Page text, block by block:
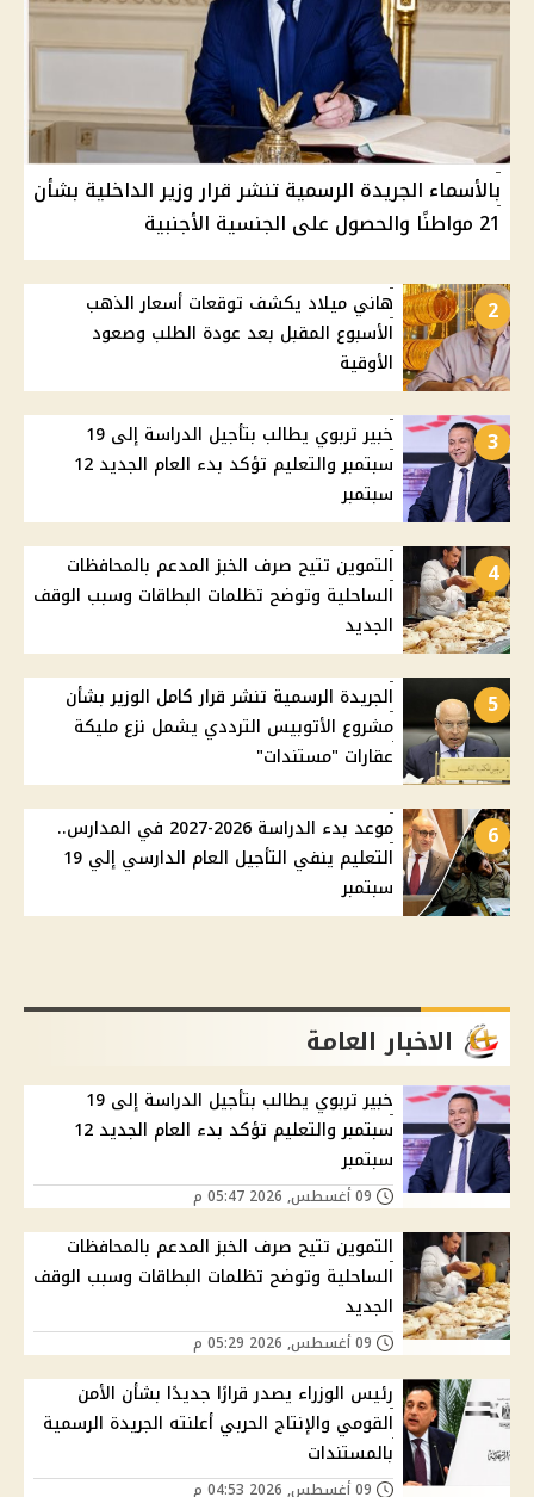
بالأسماء الجريدة الرسمية تنشر قرار وزير الداخلية بشأن
21 مواطنًا والحصول على الجنسية الأجنبية
2
هاني ميلاد يكشف توقعات أسعار الذهب
الأسبوع المقبل بعد عودة الطلب وصعود
الأوقية
3
خبير تربوي يطالب بتأجيل الدراسة إلى 19
سبتمبر والتعليم تؤكد بدء العام الجديد 12
سبتمبر
4
التموين تتيح صرف الخبز المدعم بالمحافظات
الساحلية وتوضح تظلمات البطاقات وسبب الوقف
الجديد
5
الجريدة الرسمية تنشر قرار كامل الوزير بشأن
مشروع الأتوبيس الترددي يشمل نزع مليكة
عقارات "مستندات"
6
موعد بدء الدراسة 2026-2027 في المدارس..
التعليم ينفي التأجيل العام الدارسي إلي 19
سبتمبر
الاخبار العامة
خبير تربوي يطالب بتأجيل الدراسة إلى 19
سبتمبر والتعليم تؤكد بدء العام الجديد 12
سبتمبر
التموين تتيح صرف الخبز المدعم بالمحافظات
الساحلية وتوضح تظلمات البطاقات وسبب الوقف
الجديد
رئيس الوزراء يصدر قرارًا جديدًا بشأن الأمن
القومي والإنتاج الحربي أعلنته الجريدة الرسمية
بالمستندات